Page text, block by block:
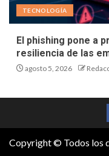
TECNOLOGÍA
El phishing pone a
resiliencia de las
agosto 5, 2026
Copyright © Todos los